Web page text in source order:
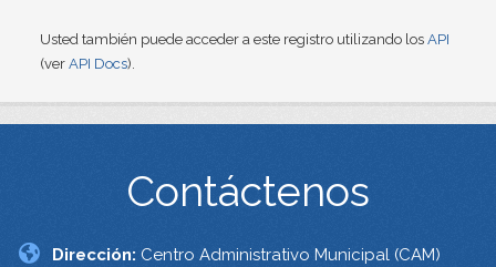
Usted también puede acceder a este registro utilizando los API
(ver API Docs).
Contáctenos
Dirección: Centro Administrativo Municipal (CAM)